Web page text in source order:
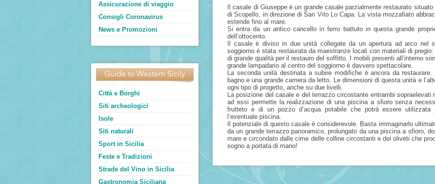
Assicurazione di viaggio
Consigli Coronavirus
News e Promozioni
Guide to Western Sicily
Città e Borghi
Siti archeologici
Isole
Siti naturali
Sport in Sicilia
Feste e Tradizioni
Strade del Vino in Sicilia
Gastronomia Siciliana
Il casale di Giuseppe è un grande casale parzialmente restaurato
di Scopello, in direzione di San Vito Lo Capa. La vista mozzafiato
estende fino al mare.
Si entra da un antico cancello in ferro battuto in questa grande
dell’ottocento.
Il casale è diviso in due unità collegate da un apertura ad arco nel
soggiorno è stata restaurata da maestranze locali con materiali di
di grande qualità per il restauro del soffitto. I mobili presenti all’interno
grande lampadario al centro del soggiorno è davvero spettacolare.
La seconda unità destinata a subire modifiche è ancora da
bagno e una grande camera da letto. Le dimensioni di questa unità e
ogni tipo di progetto, anche su due livelli.
La posizione del casale e del terrazzo circostante entrambi
ad essi permette la realizzazione di una piscina a sfioro senza
frutteto e di un pozzo d’acqua potabile che potrà essere utilizzata
l’eventuale piscina.
Il potenziale di questo casale è considerevole. Basta immaginarlo
da un grande terrazzo panoramico, prolungato da una piscina a sfioro,
mare e circondato dalle cime delle colline circostanti e dei oliveti che
sogno a portata di mano!